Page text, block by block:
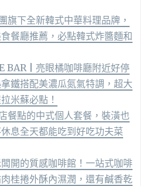
旗下全新韓式中華料理品牌，
餐廳推薦，必點韓式炸醬麵和
BAR | 亮眼橘咖啡廳附近好停
鐵搭配美濃瓜氮氣特調，超大
米蘇必點！
餐點的中式個人套餐，裝潢也
息全天都能吃到好吃功夫菜
開的質感咖啡館！一站式咖啡
桂捲外酥內濕潤，還有鹹香乾